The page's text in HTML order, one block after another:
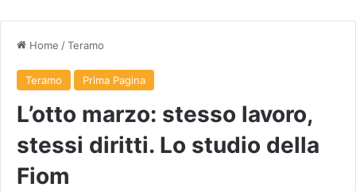
Home /Teramo
Teramo Prima Pagina
L’otto marzo: stesso lavoro,
stessi diritti. Lo studio della
Fiom